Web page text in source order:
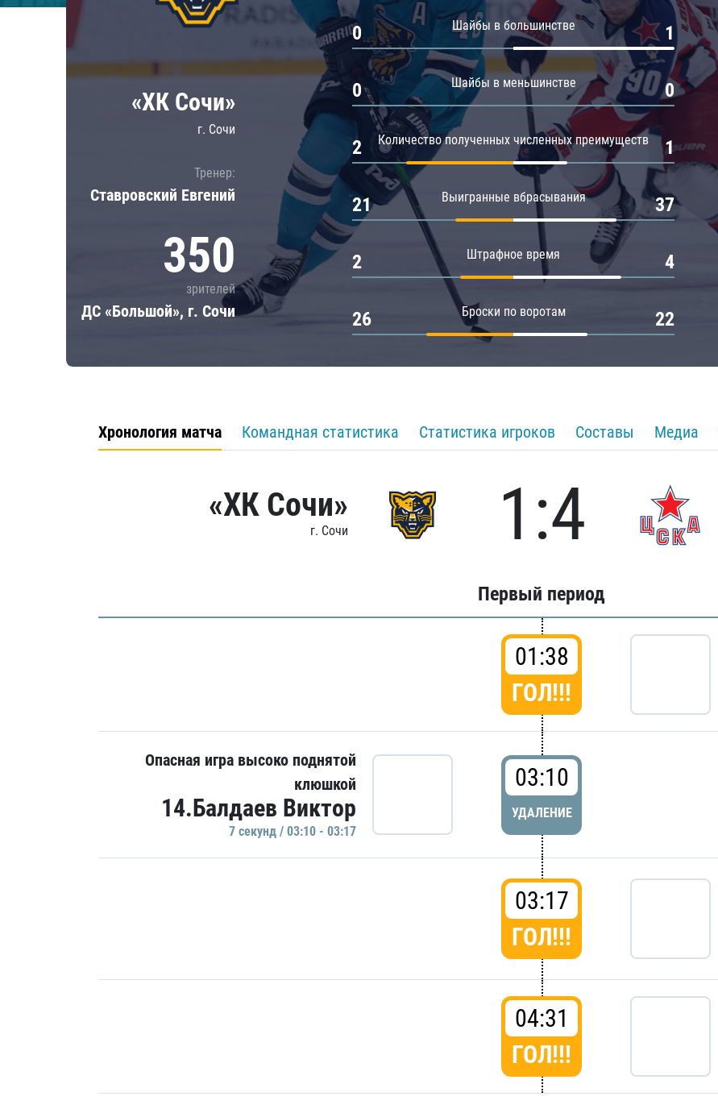
Локомотив
ЦСКА
Шанхайские Драконы
Амур
Барыс
Салават Юлаев
«ХК Сочи»
г. Сочи
Тренер:
Ставровский Евгений
350
зрителей
ДС «Большой», г. Сочи
Шайбы в большинстве
0 1
Шайбы в меньшинстве
0 0
Количество полученных численных преимуществ
2 1
Выигранные вбрасывания
21 37
Штрафное время
2 4
Броски по воротам
26 22
Хронология матча Командная статистика Статистика игроков Составы Медиа
«ХК Сочи»
г. Сочи 1:4
Первый период
01:38
ГОЛ!!!
Опасная игра высоко поднятой
клюшкой
14.Балдаев Виктор
7 секунд / 03:10 - 03:17
03:10
УДАЛЕНИЕ
03:17
ГОЛ!!!
04:31
ГОЛ!!!